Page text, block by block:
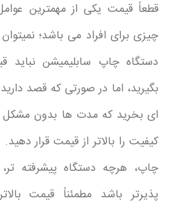
قطعاً قیمت یکی از مهمترین
چیزی برای افراد می باشد؛
دستگاه چاپ سابلیمیشن نباید
بگیرید، اما در صورتی که قصد
ای بخرید که مدت ها بدون مشکل
کیفیت را بالاتر از قیمت قرار
چاپ، هرچه دستگاه پیشرفته
پذیرتر باشد مطمئناً قیمت